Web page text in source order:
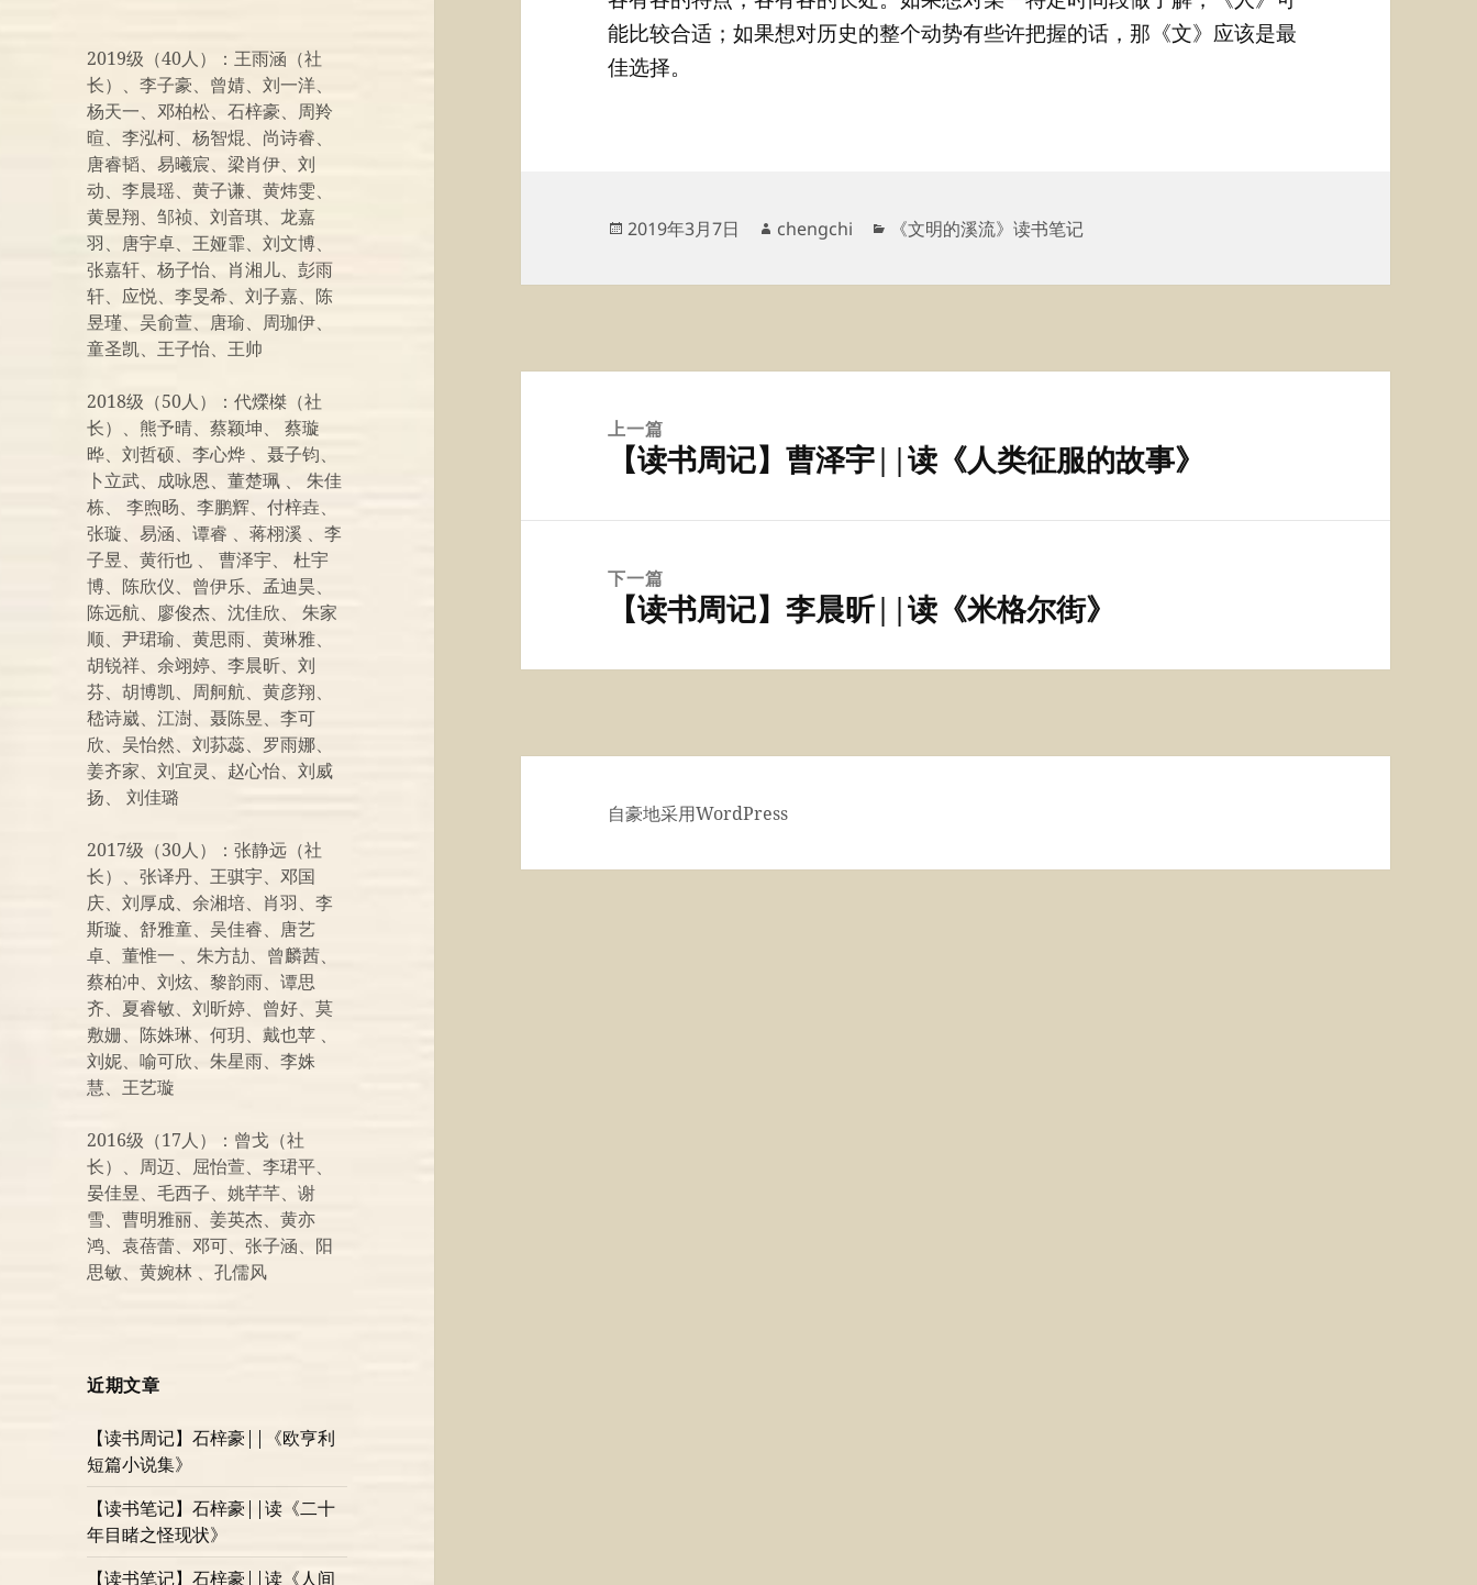
2019级（40人）：王雨涵（社
长）、李子豪、曾婧、刘一洋、
杨天一、邓柏松、石梓豪、周羚
暄、李泓柯、杨智焜、尚诗睿、
唐睿韬、易曦宸、梁肖伊、刘
动、李晨瑶、黄子谦、黄炜雯、
黄昱翔、邹祯、刘音琪、龙嘉
羽、唐宇卓、王娅霏、刘文博、
张嘉轩、杨子怡、肖湘儿、彭雨
轩、应悦、李旻希、刘子嘉、陈
昱瑾、吴俞萱、唐瑜、周珈伊、
童圣凯、王子怡、王帅
2018级（50人）：代爃榤（社
长）、熊予晴、蔡颖坤、 蔡璇
晔、刘哲硕、李心烨 、聂子钧、
卜立武、成咏恩、董楚珮 、 朱佳
栋、 李煦旸、李鹏辉、付梓垚、
张璇、易涵、谭睿 、蒋栩溪 、李
子昱、黄衎也 、 曹泽宇、 杜宇
博、陈欣仪、曾伊乐、孟迪昊、
陈远航、廖俊杰、沈佳欣、 朱家
顺、尹珺瑜、黄思雨、黄琳雅、
胡锐祥、余翊婷、李晨昕、刘
芬、胡博凯、周舸航、黄彦翔、
嵇诗崴、江澍、聂陈昱、李可
欣、吴怡然、刘荪蕊、罗雨娜、
姜齐家、刘宜灵、赵心怡、刘威
扬、 刘佳璐
2017级（30人）：张静远（社
长）、张译丹、王骐宇、邓国
庆、刘厚成、余湘培、肖羽、李
斯璇、舒雅童、吴佳睿、唐艺
卓、董惟一 、朱方劼、曾麟茜、
蔡柏冲、刘炫、黎韵雨、谭思
齐、夏睿敏、刘昕婷、曾好、莫
敷姗、陈姝琳、何玥、戴也苹 、
刘妮、喻可欣、朱星雨、李姝
慧、王艺璇
2016级（17人）：曾戈（社
长）、周迈、屈怡萱、李珺平、
晏佳昱、毛西子、姚芊芊、谢
雪、曹明雅丽、姜英杰、黄亦
鸿、袁蓓蕾、邓可、张子涵、阳
思敏、黄婉林 、孔儒风
近期文章
【读书周记】石梓豪||《欧亨利
短篇小说集》
【读书笔记】石梓豪||读《二十
年目睹之怪现状》
【读书笔记】石梓豪||读《人间
能比较合适；如果想对历史的整个动势有些许把握的话，那《文》应该是最
佳选择。
发
于
2019年3月7日
作
chengchi
分
《文明的溪流》读书笔记
上一篇
文
【读书周记】曹泽宇||读《人类征服的故事》
下一篇
文
【读书周记】李晨昕||读《米格尔街》
自豪地采用WordPress